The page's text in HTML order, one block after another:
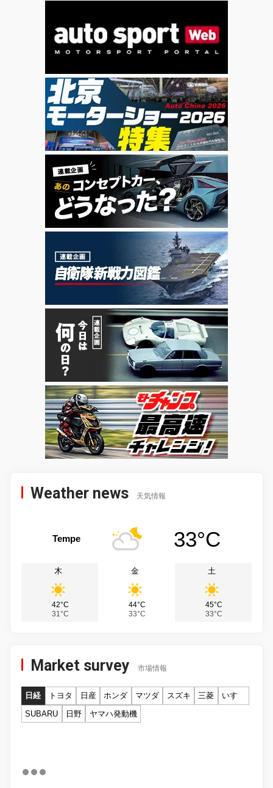
Weather news 天気情報
Tempe 33°C
木
42°C
31°C
金
44°C
33°C
土
45°C
33°C
Market survey 市場情報
日経 トヨタ 日産 ホンダ マツダ スズキ 三菱
いすゞ
SUBARU
日野 ヤマハ発動機